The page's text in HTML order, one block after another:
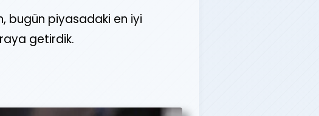
bugün piyasadaki en iyi
getirdik.